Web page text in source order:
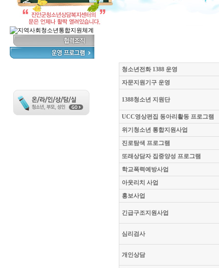
청소년전화 1388 운영
자문지원기구 운영
1388청소년 지원단
UCC영상편집 동아리활동 프로그램
위기청소년 통합지원사업
진로탐색 프로그램
또래상담자 집중양성 프로그램
학교폭력예방사업
아웃리치 사업
홍보사업
긴급구조지원사업
심리검사
개인상담